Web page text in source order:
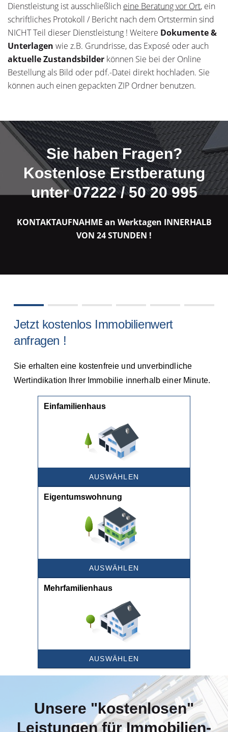
Dienstleistung ist ausschließlich eine Beratung vor Ort, ein
schriftliches Protokoll / Bericht nach dem Ortstermin sind
NICHT Teil dieser Dienstleistung ! Weitere Dokumente &
Unterlagen wie z.B. Grundrisse, das Exposé oder auch
aktuelle Zustandsbilder können Sie bei der Online
Bestellung als Bild oder pdf.-Datei direkt hochladen. Sie
können auch einen gepackten ZIP Ordner benutzen.
Sie haben Fragen?
Kostenlose Erstberatung
unter 07222 / 50 20 995
KONTAKTAUFNAHME an Werktagen INNERHALB
VON 24 STUNDEN !
Unsere "kostenlosen"
Leistungen für Immobilien-